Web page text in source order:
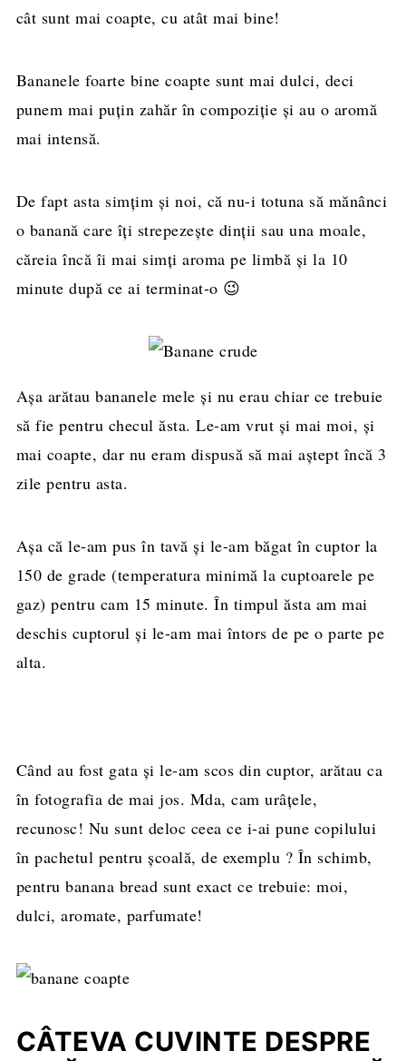
cât sunt mai coapte, cu atât mai bine!
Bananele foarte bine coapte sunt mai dulci, deci
punem mai puțin zahăr în compoziție și au o aromă
mai intensă.
De fapt asta simțim și noi, că nu-i totuna să mănânci
o banană care îți strepezește dinții sau una moale,
căreia încă îi mai simți aroma pe limbă și la 10
minute după ce ai terminat-o 😉
Așa arătau bananele mele și nu erau chiar ce trebuie
să fie pentru checul ăsta. Le-am vrut și mai moi, și
mai coapte, dar nu eram dispusă să mai aștept încă 3
zile pentru asta.
Așa că le-am pus în tavă și le-am băgat în cuptor la
150 de grade (temperatura minimă la cuptoarele pe
gaz) pentru cam 15 minute. În timpul ăsta am mai
deschis cuptorul și le-am mai întors de pe o parte pe
alta.
Când au fost gata și le-am scos din cuptor, arătau ca
în fotografia de mai jos. Mda, cam urâțele,
recunosc! Nu sunt deloc ceea ce i-ai pune copilului
în pachetul pentru școală, de exemplu ? În schimb,
pentru banana bread sunt exact ce trebuie: moi,
dulci, aromate, parfumate!
CÂTEVA CUVINTE DESPRE